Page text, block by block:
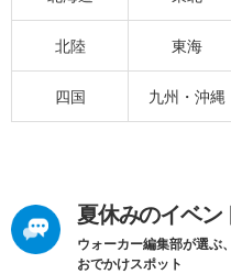
北陸 東海
四国 九州・沖縄
夏休みのイベン
ウォーカー編集部が選ぶ
おでかけスポット